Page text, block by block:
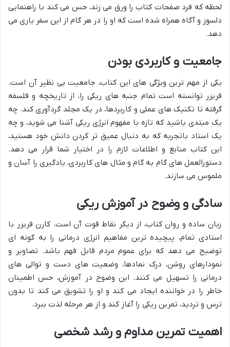
لحظه که فرد صفحات کتاب را ورق می زند، حس می کند با راهنمایی
دلسوز و آگاه همراه شده است که او را در هر گام از این سفر یاری می
دهد.
جامعیت و کاربردی بودن
یکی از مهم ترین ویژگی های این کتاب، جامعیت بی نظیر آن است.
فریزر توانسته است تمام جنبه های ریکی را، از تاریخچه و فلسفه
گرفته تا تکنیک های عملی و کاربردها، در یک مجلد گردآوری کند. چه
یک مبتدی باشید که تازه با مفهوم انرژی ریکی آشنا می شوید، و چه
یک استاد باتجربه که به دنبال عمیق تر کردن دانش خود هستید،
این کتاب منابع و اطلاعات لازم را در اختیار شما قرار می دهد.
دستورالعمل های گام به گام و مثال های کاربردی، یادگیری را آسان و
ملموس می سازند.
سادگی و وضوح در آموزش ریکی
زبان ساده و روان کتاب، از دیگر نقاط قوت آن است. کارن فریزر با
استادی تمام، پیچیده ترین مفاهیم انرژی درمانی را به گونه ای
توضیح می دهد که برای عموم مردم قابل فهم باشد. تصاویر و
نمودارهای روشن، درک نمادها، وضعیت های دست و توالی های
درمانی را تسهیل می کنند. این وضوح در آموزش، حس اطمینان
خاطر را در خواننده ایجاد می کند و او را تشویق می کند تا بدون
ترس و تردید، تمرین ریکی را آغاز کند و از هر مرحله لذت ببرد.
اهمیت تمرین مداوم و رشد شخصی